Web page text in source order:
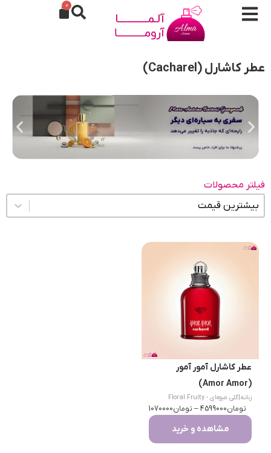
0
عطر کاشارل (Cacharel)
فیلتر محصولات
مرتب سازی محتوا
عطر کاشارل آمور آمور
(Amor Amor)
زنانه گلی میوه‌ای - Floral Fruity
تومان4599000
– تومان1070000
مشاهده و خرید